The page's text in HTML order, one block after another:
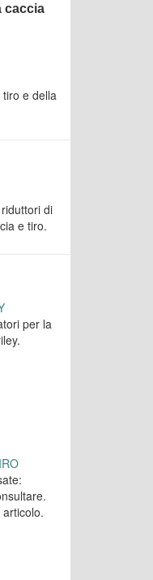
caccia
e della
di
e tiro.
per la